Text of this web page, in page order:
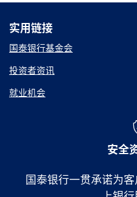
实用链接
实用链接
国泰银行基金会
投资者资讯
就业机会
安全
国泰银行一贯承诺为